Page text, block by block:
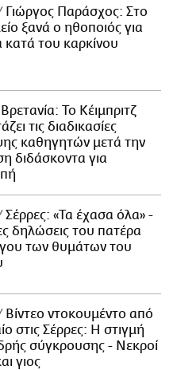
Γιώργος Παράσχος: Στο
ξανά ο ηθοποιός για
κατά του καρκίνου
Το Κέιμπριτζ
τις διαδικασίες
καθηγητών μετά την
διδάσκοντα για
Σέρρες: «Τα έχασα όλα» -
δηλώσεις του πατέρα
των θυμάτων του
Βίντεο ντοκουμέντο από
στις Σέρρες: Η στιγμή
σύγκρουσης - Νεκροί
γιος